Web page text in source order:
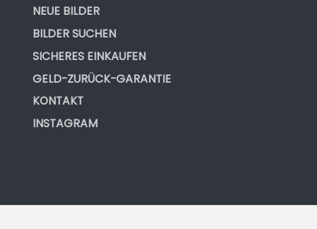
NEUE BILDER
BILDER SUCHEN
SICHERES EINKAUFEN
GELD-ZURÜCK-GARANTIE
KONTAKT
INSTAGRAM